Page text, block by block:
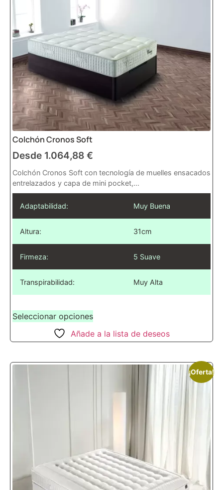
Colchón Cronos Soft
Desde 1.064,88 €
Colchón Cronos Soft con tecnología de muelles ensacados
entrelazados y capa de mini pocket,...
Adaptabilidad: Muy Buena
Altura: 31cm
Firmeza: 5 Suave
Transpirabilidad: Muy Alta
Seleccionar opciones
Añade a la lista de deseos
¡Oferta!